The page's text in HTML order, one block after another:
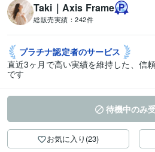
Taki｜Axis Frame
総販売実績： 242件
プラチナ認定者のサービス
直近3ヶ月で高い実績を維持した、信
です
待機中のみ
お気に入り(23)